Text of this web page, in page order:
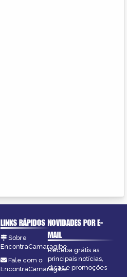
LINKS RÁPIDOS
Sobre
EncontraCamaragibe
Fale com o
EncontraCamaragibe
NOVIDADES POR E-
MAIL
Receba grátis as
principais notícias,
dicas e promoções